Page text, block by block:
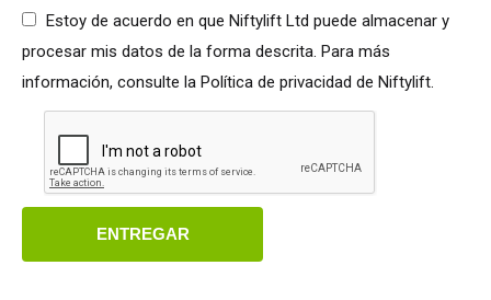
procesar mis datos de la forma descrita. Para más
información, consulte la Política de privacidad de Niftylift.
ENTREGAR
Estados Unidos de América
English
Español
Français
Alemania
Deutsch
España
Español
Nederlands